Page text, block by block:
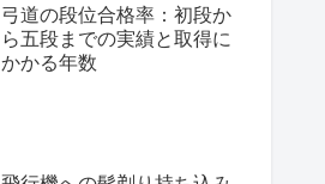
弓道の段位合格率：初段か
ら五段までの実績と取得に
かかる年数